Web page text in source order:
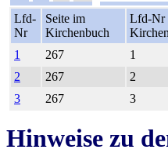
Lfd-
Nr
Seite im
Kirchenbuch
Lfd-Nr
1
267 1
2
267 2
3
267 3
Hinweise zu